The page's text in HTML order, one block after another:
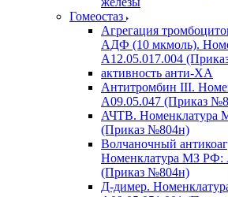
Гомеостаз
Агрегация
АДФ (10 мкмоль).
A12.05.017.004
активность анти-ХА
Антитромбин III.
A09.05.047 (Приказ
АЧТВ. Номенклатура
(Приказ №804н)
Волчаночный
Номенклатура МЗ РФ:
(Приказ №804н)
Д-димер.